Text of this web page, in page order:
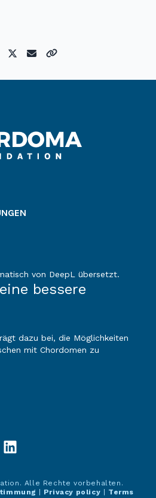
von DeepL übersetzt.
bessere
dazu bei, die Möglichkeiten
mit Chordomen zu
Alle Rechte vorbehalten.
| Privacy policy | Terms